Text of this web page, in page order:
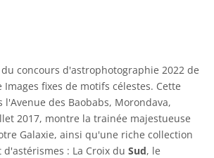
concours d'astrophotographie 2022 de
Images fixes de motifs célestes. Cette
des Baobabs, Morondava,
2017, montre la trainée majestueuse
Galaxie, ainsi qu'une riche collection
: La Croix du Sud, le